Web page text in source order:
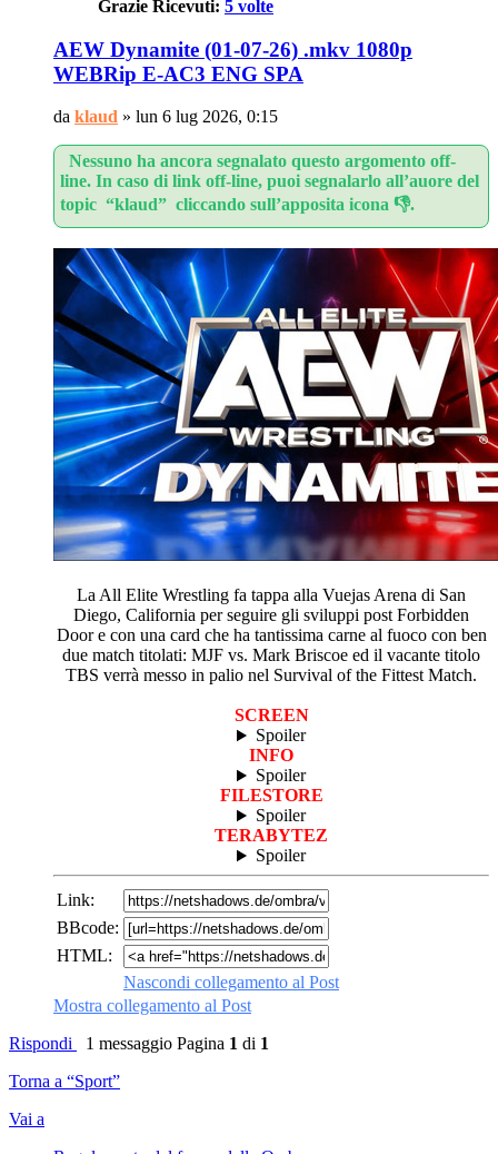
Grazie Ricevuti: 5 volte
AEW Dynamite (01-07-26) .mkv 1080p
WEBRip E-AC3 ENG SPA
da klaud » lun 6 lug 2026, 0:15
Nessuno ha ancora segnalato questo argomento off-
line. In caso di link off-line, puoi segnalarlo all’auore del
topic “klaud” cliccando sull’apposita icona 👎.
La All Elite Wrestling fa tappa alla Vuejas Arena di San
Diego, California per seguire gli sviluppi post Forbidden
Door e con una card che ha tantissima carne al fuoco con ben
due match titolati: MJF vs. Mark Briscoe ed il vacante titolo
TBS verrà messo in palio nel Survival of the Fittest Match.
SCREEN
Spoiler
INFO
Spoiler
FILESTORE
Spoiler
TERABYTEZ
Spoiler
Link:
BBcode:
HTML:
Nascondi collegamento al Post
Mostra collegamento al Post
Rispondi
1 messaggio Pagina 1 di 1
Torna a “Sport”
Vai a